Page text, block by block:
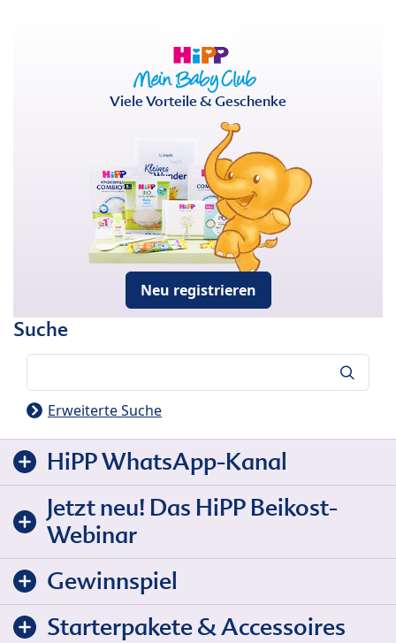
Viele Vorteile & Geschenke
Neu registrieren
Suche
Erweiterte Suche
HiPP WhatsApp-Kanal
Jetzt neu! Das HiPP Beikost-
Webinar
Gewinnspiel
Starterpakete & Accessoires